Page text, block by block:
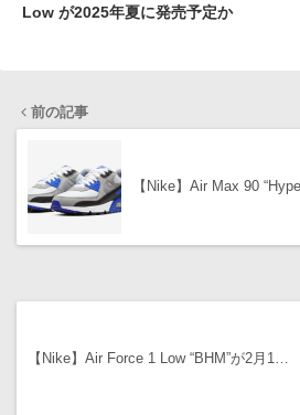
Low が2025年夏に発売予定か
前の記事
【Nike】Air Max 90
【Nike】Air Force 1 Low “BHM”が2月1…